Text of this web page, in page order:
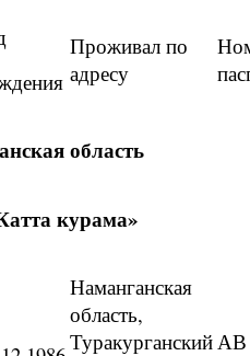
Проживал по
адресу
область
курама»
Наманганская
область,
Туракурганский АВ